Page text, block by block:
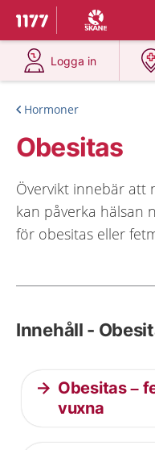
Till startsidan för 1177
Du har valt
Logga in
på 1177.se
Hormoner
Obesitas
Övervikt innebär att
kan påverka hälsan
för obesitas eller
Innehåll -
Obesitas –
vuxna